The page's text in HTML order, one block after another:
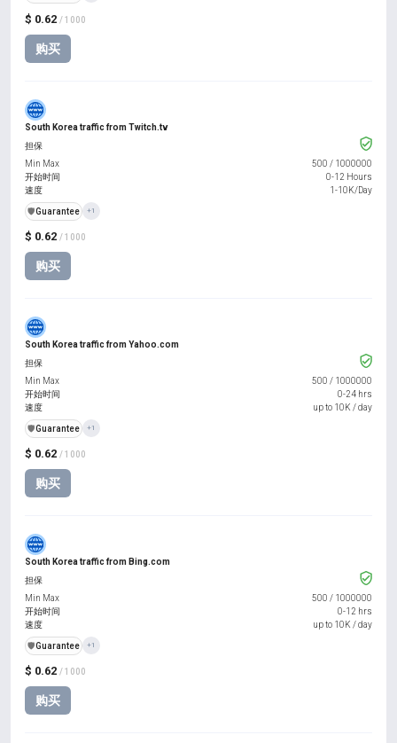
$ 0.62 / 1000
购买
South Korea traffic from Twitch.tv
$ 0.62 / 1000
购买
担保
Min Max
500 / 1000000
开始时间
0-12 Hours
速度
1-10K/Day
️🛡️Guarantee +1
South Korea traffic from Yahoo.com
$ 0.62 / 1000
购买
担保
Min Max
500 / 1000000
开始时间
0-24 hrs
速度
up to 10K / day
️🛡️Guarantee +1
South Korea traffic from Bing.com
$ 0.62 / 1000
购买
担保
Min Max
500 / 1000000
开始时间
0-12 hrs
速度
up to 10K / day
️🛡️Guarantee +1